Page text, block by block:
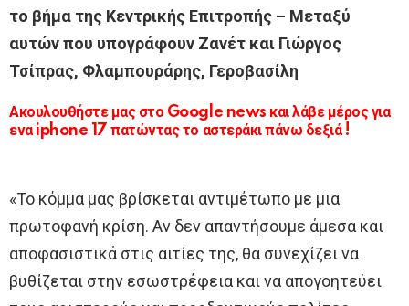
το βήμα της Κεντρικής Επιτροπής – Μεταξύ
αυτών που υπογράφουν Ζανέτ και Γιώργος
Τσίπρας, Φλαμπουράρης, Γεροβασίλη
Ακουλουθήστε μας στο Google news και λάβε μέρος για
ενα iphone 17 πατώντας το αστεράκι πάνω δεξιά !
«Το κόμμα μας βρίσκεται αντιμέτωπο με μια
πρωτοφανή κρίση. Αν δεν απαντήσουμε άμεσα και
αποφασιστικά στις αιτίες της, θα συνεχίζει να
βυθίζεται στην εσωστρέφεια και να απογοητεύει